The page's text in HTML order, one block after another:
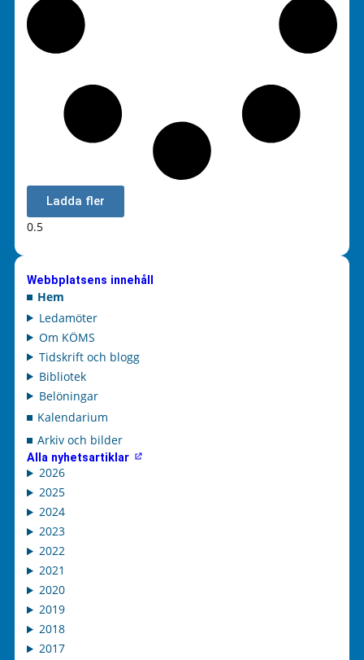
Ladda fler
Webbplatsens innehåll
Hem
Ledamöter
Om KÖMS
Tidskrift och blogg
Bibliotek
Belöningar
Kalendarium
Arkiv och bilder
Alla nyhetsartiklar
2026
2025
2024
2023
2022
2021
2020
2019
2018
2017